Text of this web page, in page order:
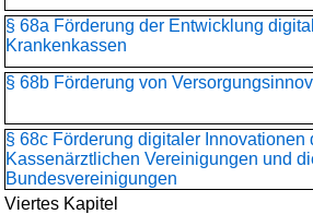
§ 68a Förderung der Entwicklung
Krankenkassen
§ 68b Förderung von
§ 68c Förderung digitaler Innovationen
Kassenärztlichen Vereinigungen und
Bundesvereinigungen
Viertes Kapitel